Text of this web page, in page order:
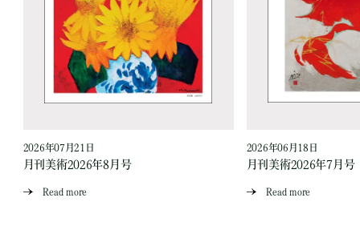
2026年07月21日
月刊美術2026年8月号
Read more
2026年06月18日
月刊美術2026年7月号
Read more